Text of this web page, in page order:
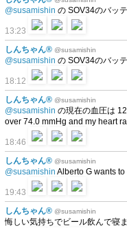
@susamishin の SOV34のバッ
13:23
しんちゃん® @susamishin
@susamishin の SOV34のバッ
18:12
しんちゃん® @susamishin
@susamishin の現在の血圧は
over 74.0 mmHg and my heart
18:46
しんちゃん® @susamishin
@susamishin Alberto G wants
19:43
しんちゃん® @susamishin
悔しい気持ちでビール飲んで寝